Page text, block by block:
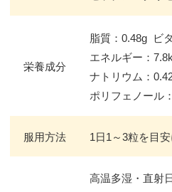
栄養成分
脂質：0.48g ビ
エネルギー：
ナトリウム：
ポリフェノール
服用方法 1日1～3粒を目
高温多湿・直射